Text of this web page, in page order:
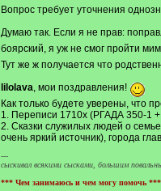
Вопрос требует уточнения
Думаю так. Если я не прав:
боярский, я уж не смог пройти
Тут же ж получается что
lilolava, мои поздравления!
Как только будете уверены, что
1. Переписи 1710х (РГАДА 350-1
2. Сказки служилых людей о
очень яркий источник), города
---
сыскивал всякими сысками, большим
*** Чем занимаюсь и чем могу помочь ***